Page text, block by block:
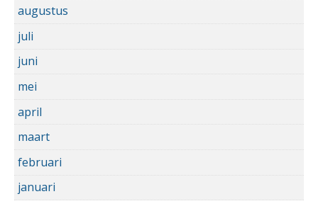
augustus
juli
juni
mei
april
maart
februari
januari